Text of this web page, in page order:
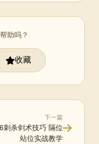
助吗？
收藏
下一篇
刺杀剑术技巧 隔位
站位实战教学